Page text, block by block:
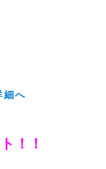
細へ
！！